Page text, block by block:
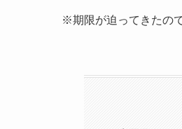
※期限が迫ってきたの